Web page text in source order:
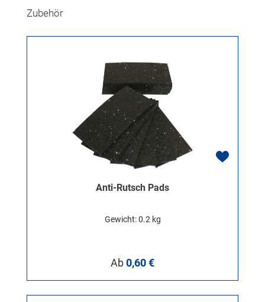
Produktgalerie überspringen
Zubehör
Anti-Rutsch Pads
Gewicht: 0.2 kg
Regulärer Preis:
Ab0,60 €